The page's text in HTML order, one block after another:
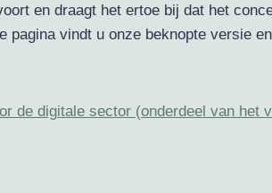
en draagt het ertoe bij dat het
vindt u onze beknopte versie
de digitale sector (onderdeel van het